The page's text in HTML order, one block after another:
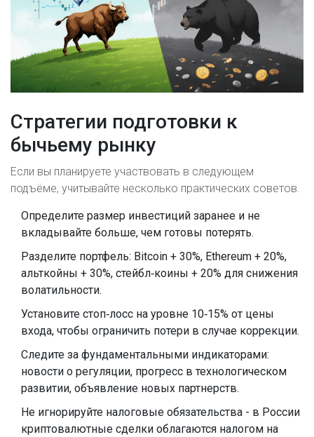
Стратегии подготовки к
бычьему рынку
Если вы планируете участвовать в следующем
подъёме, учитывайте несколько практических советов.
Определите размер инвестиций заранее и не
вкладывайте больше, чем готовы потерять.
Разделите портфель: Bitcoin + 30%, Ethereum + 20%,
альткойны + 30%, стейбл‑коины + 20% для снижения
волатильности.
Установите стоп‑лосс на уровне 10‑15% от цены
входа, чтобы ограничить потери в случае коррекции.
Следите за фундаментальными индикаторами:
новости о регуляции, прогресс в технологическом
развитии, объявление новых партнерств.
Не игнорируйте налоговые обязательства - в России
криптовалютные сделки облагаются налогом на